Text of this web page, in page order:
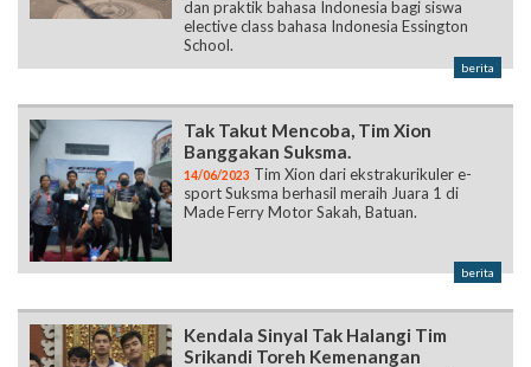
dan praktik bahasa Indonesia bagi siswa
elective class bahasa Indonesia Essington
School.
berita
Tak Takut Mencoba, Tim Xion
Banggakan Suksma.
14/06/2023 Tim Xion dari ekstrakurikuler e-
sport Suksma berhasil meraih Juara 1 di
Made Ferry Motor Sakah, Batuan.
berita
Kendala Sinyal Tak Halangi Tim
Srikandi Toreh Kemenangan